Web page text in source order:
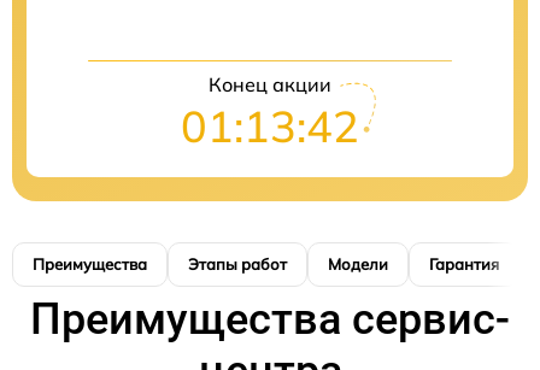
Конец акции
01:13:41
Преимущества Этапы работ Модели Гарантия
Преимущества сервис-